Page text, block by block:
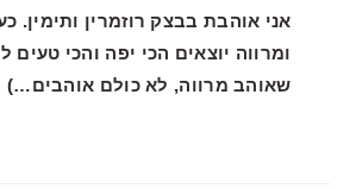
אני אוהבת בבצק רוזמרין ותימין.
ומרווה יוצאים הכי יפה והכי טעים
שאוהב מרווה, לא כולם אוהבים…)